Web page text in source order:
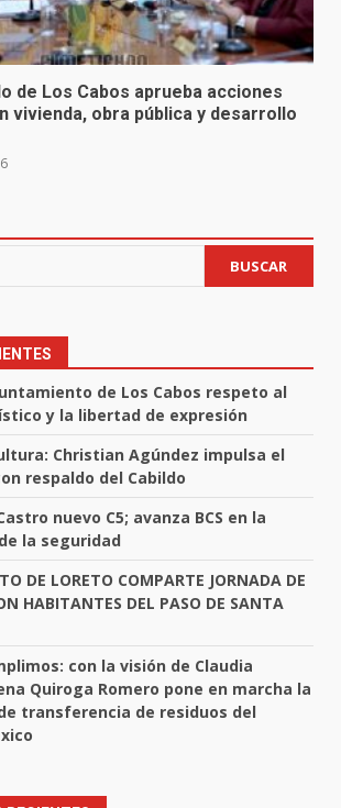
de Los Cabos aprueba acciones
vivienda, obra pública y desarrollo
BUSCAR
de Los Cabos respeto al
y la libertad de expresión
Christian Agúndez impulsa el
respaldo del Cabildo
nuevo C5; avanza BCS en la
la seguridad
DE LORETO COMPARTE JORNADA DE
HABITANTES DEL PASO DE SANTA
con la visión de Claudia
Quiroga Romero pone en marcha la
transferencia de residuos del